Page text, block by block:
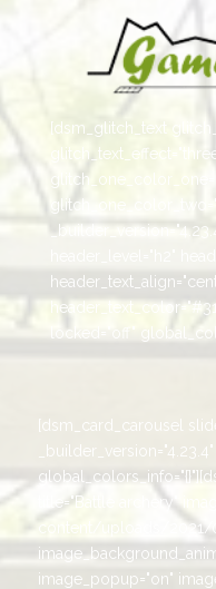
[dsm_glitch_text
header_level="h2"
locked="off"
[dsm_card_carousel
title="Battle archery"
content/uploads/2021/
image_popup="on"